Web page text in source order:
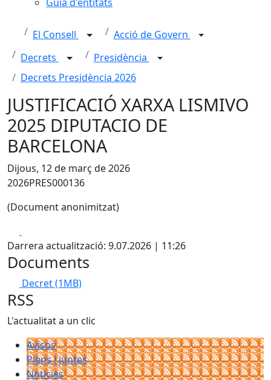
El Consell
Acció de Govern
Decrets
Presidència
Decrets Presidència 2026
JUSTIFICACIÓ XARXA LISMIVO
2025 DIPUTACIO DE
BARCELONA
Dijous, 12 de març de 2026
2026PRES000136
(Document anonimitzat)
Darrera actualització: 9.07.2026 | 11:26
Documents
Decret(1MB)
RSS
L'actualitat a un clic
Avisos
Plens i juntes
Noticies